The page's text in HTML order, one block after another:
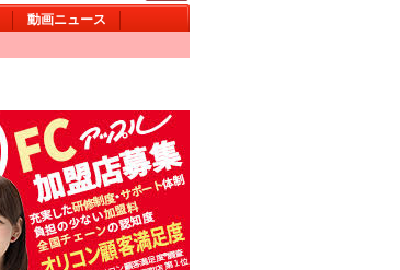
動画ニュース